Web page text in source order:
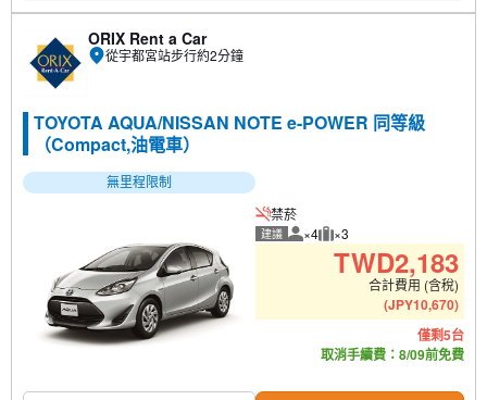
ORIX Rent a Car
從宇都宮站步行約2分鐘
TOYOTA AQUA/NISSAN NOTE e-POWER 同等級
（Compact,油電車）
無里程限制
禁菸
建議 建議人數
×4 建議行李數量
×3
TWD2,183
合計費用 (含稅)
(JPY10,670)
僅剩5台
取消手續費：8/09前免費